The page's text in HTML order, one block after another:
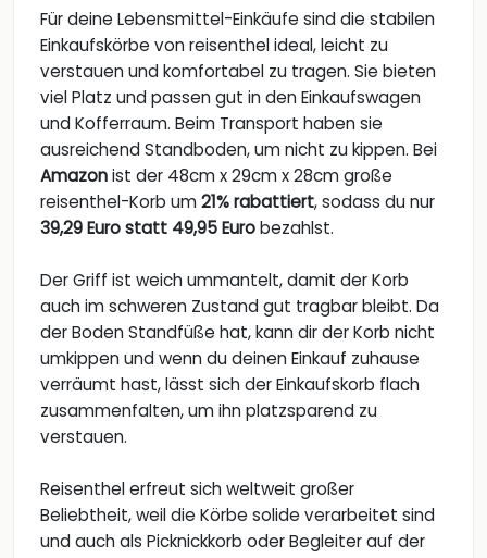
Für deine Lebensmittel-Einkäufe sind die stabilen
Einkaufskörbe von reisenthel ideal, leicht zu
verstauen und komfortabel zu tragen. Sie bieten
viel Platz und passen gut in den Einkaufswagen
und Kofferraum. Beim Transport haben sie
ausreichend Standboden, um nicht zu kippen. Bei
Amazonist der 48cm x 29cm x 28cm große
reisenthel-Korb um21% rabattiert, sodass du nur
39,29 Euro statt 49,95 Eurobezahlst.
Der Griff ist weich ummantelt, damit der Korb
auch im schweren Zustand gut tragbar bleibt. Da
der Boden Standfüße hat, kann dir der Korb nicht
umkippen und wenn du deinen Einkauf zuhause
verräumt hast, lässt sich der Einkaufskorb flach
zusammenfalten, um ihn platzsparend zu
verstauen.
Reisenthel erfreut sich weltweit großer
Beliebtheit, weil die Körbe solide verarbeitet sind
und auch als Picknickkorb oder Begleiter auf der